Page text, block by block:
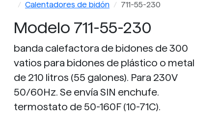
Calentadores de bidón
711-55-230
Modelo 711-55-230
banda calefactora de bidones de 300
vatios para bidones de plástico o metal
de 210 litros (55 galones). Para 230V
50/60Hz. Se envía SIN enchufe.
termostato de 50-160F (10-71C).